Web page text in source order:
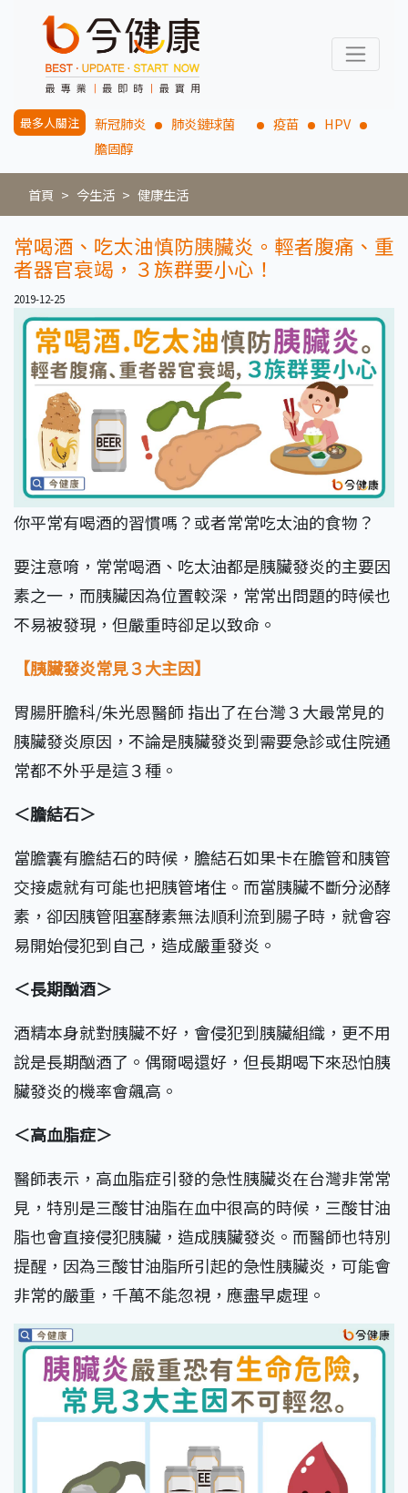
最多人關注 新冠肺炎 肺炎鏈球菌 疫苗
HPV
膽固醇
首頁 今生活 健康生活
常喝酒、吃太油慎防胰臟炎。輕者腹痛、重
者器官衰竭，３族群要小心！
2019-12-25
你平常有喝酒的習慣嗎？或者常常吃太油的食物？
要注意唷，常常喝酒、吃太油都是胰臟發炎的主要因
素之一，而胰臟因為位置較深，常常出問題的時候也
不易被發現，但嚴重時卻足以致命。
【胰臟發炎常見３大主因】
胃腸肝膽科/朱光恩醫師 指出了在台灣３大最常見的
胰臟發炎原因，不論是胰臟發炎到需要急診或住院通
常都不外乎是這３種。
＜膽結石＞
當膽囊有膽結石的時候，膽結石如果卡在膽管和胰管
交接處就有可能也把胰管堵住。而當胰臟不斷分泌酵
素，卻因胰管阻塞酵素無法順利流到腸子時，就會容
易開始侵犯到自己，造成嚴重發炎。
＜長期酗酒＞
酒精本身就對胰臟不好，會侵犯到胰臟組織，更不用
說是長期酗酒了。偶爾喝還好，但長期喝下來恐怕胰
臟發炎的機率會飆高。
＜高血脂症＞
醫師表示，高血脂症引發的急性胰臟炎在台灣非常常
見，特別是三酸甘油脂在血中很高的時候，三酸甘油
脂也會直接侵犯胰臟，造成胰臟發炎。而醫師也特別
提醒，因為三酸甘油脂所引起的急性胰臟炎，可能會
非常的嚴重，千萬不能忽視，應盡早處理。